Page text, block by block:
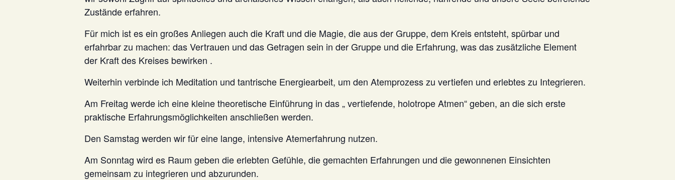
Zustände erfahren.
Für mich ist es ein großes Anliegen auch die Kraft und die Magie, die aus der Gruppe, dem Kreis entsteht, spürbar und
erfahrbar zu machen: das Vertrauen und das Getragen sein in der Gruppe und die Erfahrung, was das zusätzliche Element
der Kraft des Kreises bewirken .
Weiterhin verbinde ich Meditation und tantrische Energiearbeit, um den Atemprozess zu vertiefen und erlebtes zu Integrieren.
Am Freitag werde ich eine kleine theoretische Einführung in das „ vertiefende, holotrope Atmen“ geben, an die sich erste
praktische Erfahrungsmöglichkeiten anschließen werden.
Den Samstag werden wir für eine lange, intensive Atemerfahrung nutzen.
Am Sonntag wird es Raum geben die erlebten Gefühle, die gemachten Erfahrungen und die gewonnenen Einsichten
gemeinsam zu integrieren und abzurunden.